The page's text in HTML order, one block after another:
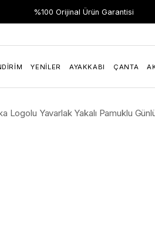
%100 Orijinal Ürün Garantisi
Hızlı Teslimat
YENILER AYAKKABI ÇANTA
Logolu Yavarlak Yakalı Pamuklu